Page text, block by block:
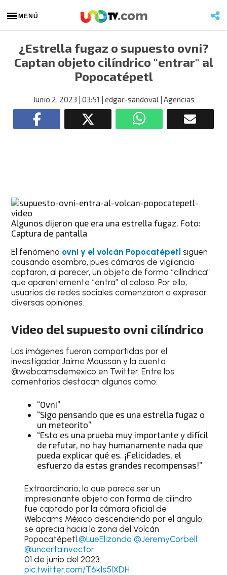
MENÚ
¿Estrella fugaz o supuesto ovni?
Captan objeto cilíndrico "entrar" al
Popocatépetl
Junio 2, 2023 | 03:51 | edgar-sandoval| Agencias
Algunos dijeron que era una estrella fugaz. Foto:
Captura de pantalla
El fenómeno ovni y el volcán Popocatépetl siguen
causando asombro, pues cámaras de vigilancia
captaron, al parecer, un objeto de forma “cilíndrica”
que aparentemente “entra” al coloso. Por ello,
usuarios de redes sociales comenzaron a expresar
diversas opiniones.
Video del supuesto ovni cilíndrico
Las imágenes fueron compartidas por el
investigador Jaime Maussan y la cuenta
@webcamsdemexico en Twitter. Entre los
comentarios destacan algunos como:
“Ovni”
“Sigo pensando que es una estrella fugaz o
un meteorito”
“Esto es una prueba muy importante y difícil
de refutar, no hay humanamente nada que
pueda explicar qué es. ¡Felicidades, el
esfuerzo da estas grandes recompensas!”
Extraordinario; lo que parece ser un
impresionante objeto con forma de cilindro
fue captado por la cámara oficial de
Webcams México descendiendo por el ángulo
se aprecia hacia la zona del Volcán
Popocatépetl.@LueElizondo @JeremyCorbell
@uncertainvector
01 de junio del 2023:
pic.twitter.com/T6k1s5lXDH